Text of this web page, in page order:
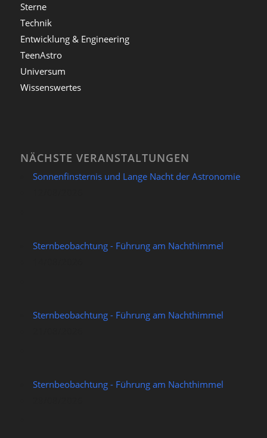
Sterne
Technik
Entwicklung & Engineering
TeenAstro
Universum
Wissenswertes
NÄCHSTE VERANSTALTUNGEN
Sonnenfinsternis und Lange Nacht der Astronomie
Sternbeobachtung - Führung am Nachthimmel
Sternbeobachtung - Führung am Nachthimmel
Sternbeobachtung - Führung am Nachthimmel